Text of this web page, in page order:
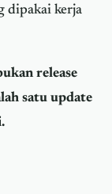
dipakai kerja
release
satu update